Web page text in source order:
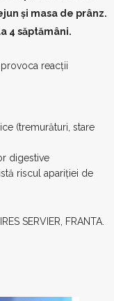
şi masa de prânz.
4 săptămâni.
reacţii
(tremurături, stare
digestive
riscul apariţiei de
SERVIER, FRANTA.